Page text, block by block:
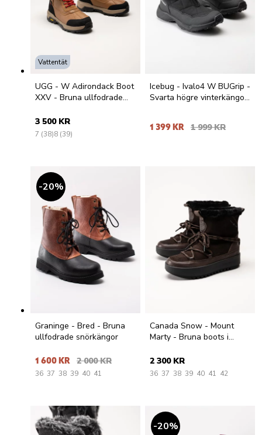
Vattentät
UGG - W Adirondack Boot
XXV - Bruna ullfodrade
3 500 KR
7 (38)8 (39)
Icebug - Ivalo4 W BUGrip -
Svarta högre vinterkängor
1 399 KR 1 999 KR
20%
Graninge - Bred - Bruna
ullfodrade snörkängor
1 600 KR 2 000 KR
36 37 38 39 40 41
Canada Snow - Mount
Marty - Bruna boots i
2 300 KR
36 37 38 39 40 41 42
20%